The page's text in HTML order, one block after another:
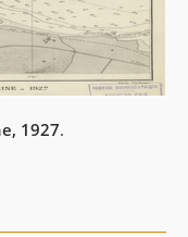
1927.